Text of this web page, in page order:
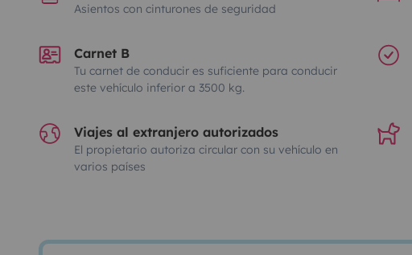
Asientos con cinturones de seguridad
Carnet B
Tu carnet de conducir es suficiente para conducir
este vehículo inferior a 3500 kg.
Viajes al extranjero autorizados
El propietario autoriza circular con su vehículo en
varios países